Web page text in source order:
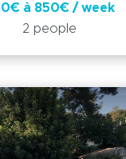
à 850€ / week
2 people